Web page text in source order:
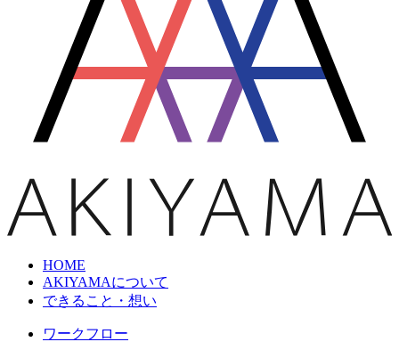
HOME
AKIYAMAについて
できること・想い
ワークフロー